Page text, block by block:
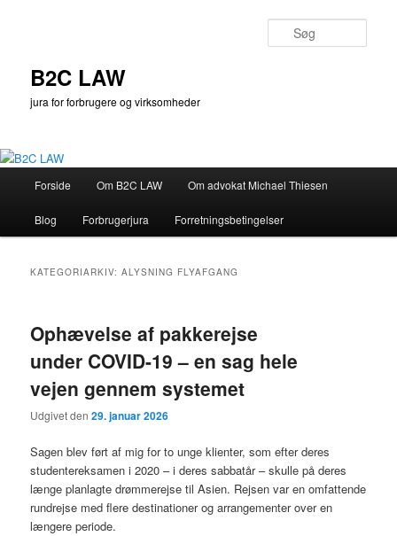
B2C LAW
jura for forbrugere og virksomheder
Forside Om B2C LAW Om advokat Michael Thiesen
Blog Forbrugerjura Forretningsbetingelser
KATEGORIARKIV:ALYSNING FLYAFGANG
Ophævelse af pakkerejse
under COVID-19 – en sag hele
vejen gennem systemet
Udgivet den29. januar 2026
Sagen blev ført af mig for to unge klienter, som efter deres
studentereksamen i 2020 – i deres sabbatår – skulle på deres
længe planlagte drømmerejse til Asien. Rejsen var en omfattende
rundrejse med flere destinationer og arrangementer over en
længere periode.